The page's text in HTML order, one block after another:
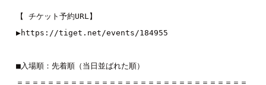
【 チケット予約URL】
▶︎https://tiget.net/events/184955
■入場順：先着順（当日並ばれた順）
＝＝＝＝＝＝＝＝＝＝＝＝＝＝＝＝＝＝＝＝＝＝＝＝＝＝＝＝＝＝